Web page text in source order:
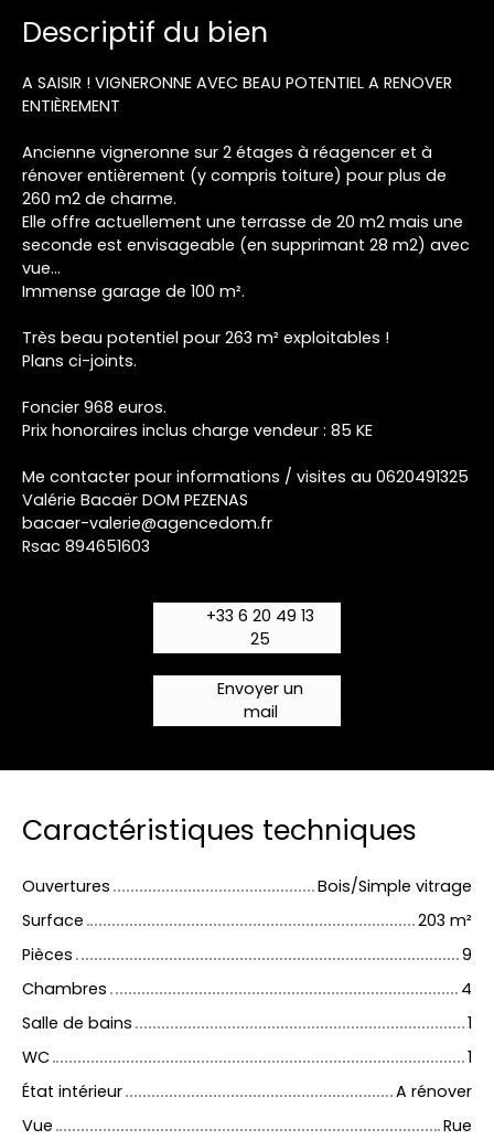
Descriptif du bien
A SAISIR ! VIGNERONNE AVEC BEAU POTENTIEL A RENOVER
ENTIÈREMENT
Ancienne vigneronne sur 2 étages à réagencer et à
rénover entièrement (y compris toiture) pour plus de
260 m2 de charme.
Elle offre actuellement une terrasse de 20 m2 mais une
seconde est envisageable (en supprimant 28 m2) avec
vue…
Immense garage de 100 m².
Très beau potentiel pour 263 m² exploitables !
Plans ci-joints.
Foncier 968 euros.
Prix honoraires inclus charge vendeur : 85 KE
Me contacter pour informations / visites au 0620491325
Valérie Bacaër DOM PEZENAS
bacaer-valerie@agencedom.fr
Rsac 894651603
+33 6 20 49 13
25
Envoyer un
mail
Caractéristiques techniques
Ouvertures
Bois/Simple vitrage
Surface
203 m²
Pièces
9
Chambres
4
Salle de bains
1
WC
1
État intérieur
A rénover
Vue
Rue